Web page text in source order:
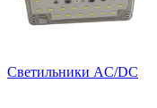
Светильники AC/DC